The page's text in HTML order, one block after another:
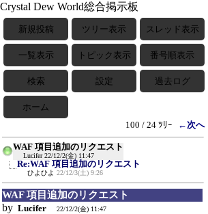
Crystal Dew World総合掲示板
新規投稿 ツリー表示 スレッド表示
一覧表示 トピック表示 番号順表示
検索 設定 過去ログ
ホーム
100 / 24 ﾂﾘｰ
←次へ
WAF 項目追加のリクエスト
Lucifer 22/12/2(金) 11:47
Re:WAF 項目追加のリクエスト
ひよひよ 22/12/3(土) 9:26
WAF 項目追加のリクエスト
by Lucifer 22/12/2(金) 11:47